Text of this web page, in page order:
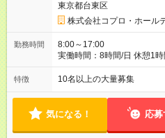
東京都台東区
株式会社コプロ・ホール
勤務時間
8:00～17:00
実働時間：8時間/日 休憩1時間 残業はほとんどなく、定時で
る日が多い働き方です。 毎
ので、 「今日やるべき仕事
方を大切にしています。
特徴 10名以上の大量募集
気になる！ 応募